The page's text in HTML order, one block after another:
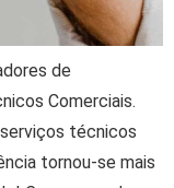
de
Comerciais.
técnicos
tornou-se mais